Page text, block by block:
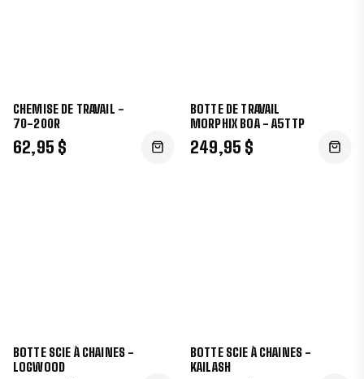
CHEMISE DE TRAVAIL -
70-200R
62,95 $
BOTTE DE TRAVAIL
MORPHIX BOA - A5TTP
249,95 $
BOTTE SCIE À CHAINES -
LOGWOOD
BOTTE SCIE À CHAINES -
KAILASH